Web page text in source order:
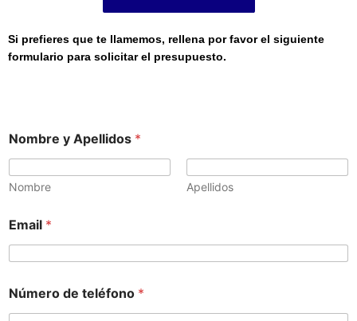
Si prefieres que te llamemos, rellena por favor el siguiente
formulario para solicitar el presupuesto.
Nombre y Apellidos *
Nombre Apellidos
Email *
Número de teléfono *